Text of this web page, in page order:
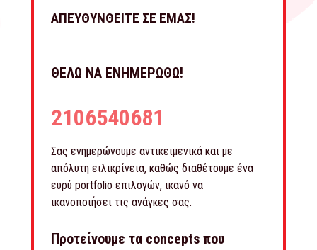
ΑΠΕΥΘΥΝΘΕΙΤΕ ΣΕ ΕΜΑΣ!
ΘΕΛΩ ΝΑ ΕΝΗΜΕΡΩΘΩ!
2106540681
Σας ενημερώνουμε αντικειμενικά και με
απόλυτη ειλικρίνεια, καθώς διαθέτουμε ένα
ευρύ portfolio επιλογών, ικανό να
ικανοποιήσει τις ανάγκες σας.
Προτείνουμε τα concepts που